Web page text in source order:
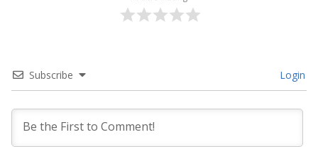
Subscribe Login